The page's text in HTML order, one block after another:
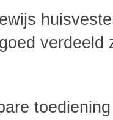
verdeeld